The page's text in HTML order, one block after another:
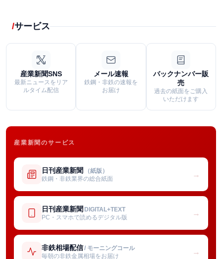
サービス
産業新聞SNS
最新ニュースをリア
ルタイム配信
メール速報
鉄鋼・非鉄の速報を
お届け
バックナンバー販
売
過去の紙面をご購入
いただけます
産業新聞のサービス
日刊産業新聞 （紙版）
鉄鋼・非鉄業界の総合紙面
→
日刊産業新聞 DIGITAL+TEXT
PC・スマホで読めるデジタル版
→
非鉄相場配信/ モーニングコール
毎朝の非鉄金属相場をお届け
→